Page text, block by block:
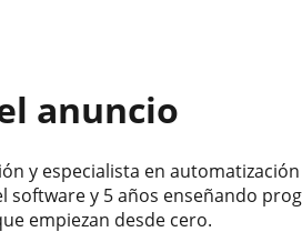
anuncio
y especialista en
software y 5 años enseñando
empiezan desde cero.